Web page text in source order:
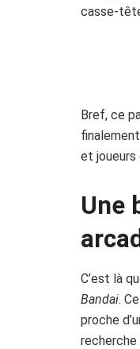
casse-
Bref, ce
et joueurs
Une
C’est là
Bandai.
proche